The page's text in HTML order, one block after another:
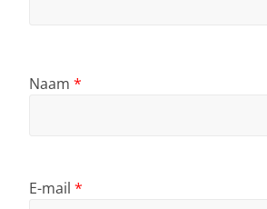
Naam *
E-mail *